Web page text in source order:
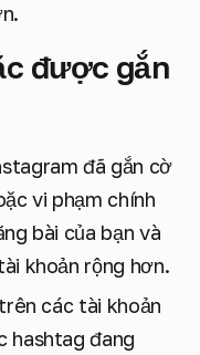
được gắn
đã gắn cờ
vi phạm chính
bài của bạn và
khoản rộng hơn.
các tài khoản
hashtag đang